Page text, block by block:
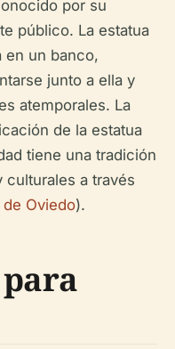
por su
público. La estatua
en un banco,
junto a ella y
atemporales. La
de la estatua
tiene una tradición
culturales a través
Oviedo).